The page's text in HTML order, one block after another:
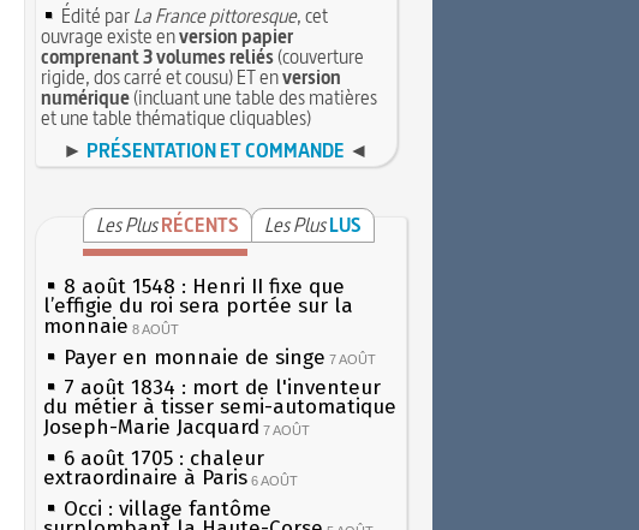
Édité parLa France pittoresque, cet
ouvrage existe enversion papier
comprenant 3 volumes reliés(couverture
rigide, dos carré et cousu) ET enversion
numérique(incluant une table des matières
et une table thématique cliquables)
► PRÉSENTATION ET COMMANDE ◄
Les Plus RÉCENTS Les Plus LUS
8 août 1548 : Henri II fixe que
l’effigie du roi sera portée sur la
monnaie 8 AOÛT
Payer en monnaie de singe 7 AOÛT
7 août 1834 : mort de l'inventeur
du métier à tisser semi-automatique
Joseph-Marie Jacquard 7 AOÛT
6 août 1705 : chaleur
extraordinaire à Paris 6 AOÛT
Occi : village fantôme